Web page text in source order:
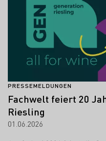
PRESSEMELDUNGEN
Fachwelt feiert 20
Riesling
01.06.2026